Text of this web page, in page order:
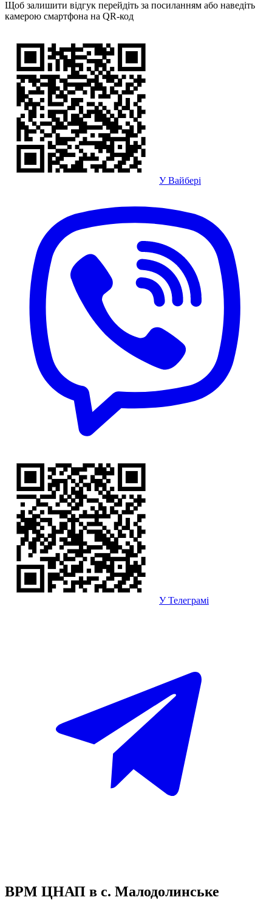
Щоб залишити відгук перейдіть за посиланням або наведіть
камерою смартфона на QR-код
У Вайбері
У Телеграмі
ВРМ ЦНАП в с. Малодолинське